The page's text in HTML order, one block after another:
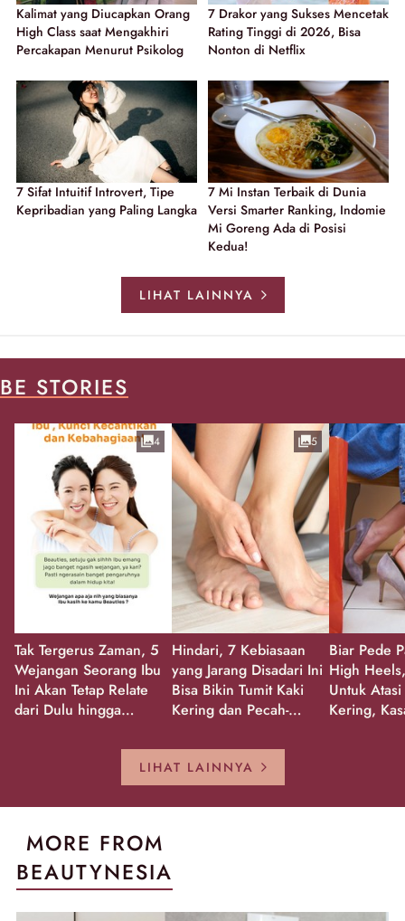
Kalimat yang Diucapkan Orang
High Class saat Mengakhiri
Percakapan Menurut Psikolog
7 Drakor yang Sukses Mencetak
Rating Tinggi di 2026, Bisa
Nonton di Netflix
7 Sifat Intuitif Introvert, Tipe
Kepribadian yang Paling Langka
7 Mi Instan Terbaik di Dunia
Versi Smarter Ranking, Indomie
Mi Goreng Ada di Posisi
Kedua!
LIHAT LAINNYA
BE STORIES
Tak Tergerus Zaman, 5
Wejangan Seorang Ibu
Ini Akan Tetap Relate
dari Dulu hingga
4
Hindari, 7 Kebiasaan
yang Jarang Disadari Ini
Bisa Bikin Tumit Kaki
Kering dan Pecah-
5
Biar Pede
High
Untuk
Kering,
LIHAT LAINNYA
MORE FROM
BEAUTYNESIA